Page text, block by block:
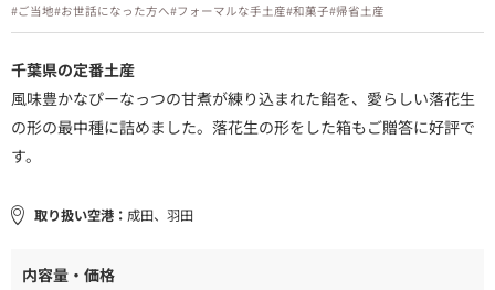
#ご当地#お世話になった方へ#フォーマルな手土産#和菓子#帰省土産
千葉県の定番土産
風味豊かなぴーなっつの甘煮が練り込まれた餡を、愛らしい落花生
の形の最中種に詰めました。落花生の形をした箱もご贈答に好評で
す。
取り扱い空港： 成田、羽田
内容量・価格